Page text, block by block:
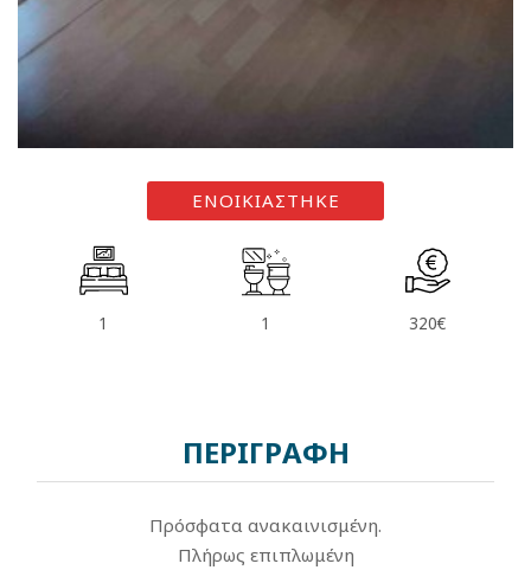
ΕΝΟΙΚΙΑΣΤΗΚΕ
1 1 320€
ΠΕΡΙΓΡΑΦΗ
Πρόσφατα ανακαινισμένη.
Πλήρως επιπλωμένη